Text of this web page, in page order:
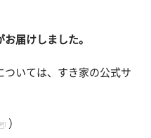
届けしました。
いては、すき家の公式サ
）